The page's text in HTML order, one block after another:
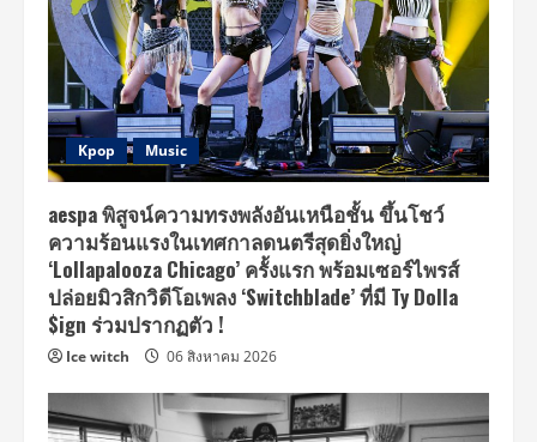
Kpop Music
aespa พิสูจน์ความทรงพลังอันเหนือชั้น ขึ้นโชว์
ความร้อนแรงในเทศกาลดนตรีสุดยิ่งใหญ่
‘Lollapalooza Chicago’ ครั้งแรก พร้อมเซอร์ไพรส์
ปล่อยมิวสิกวิดีโอเพลง ‘Switchblade’ ที่มี Ty Dolla
$ign ร่วมปรากฏตัว !
Ice witch 06 สิงหาคม 2026